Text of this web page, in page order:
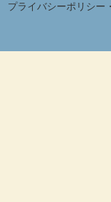
プライバシーポリシー